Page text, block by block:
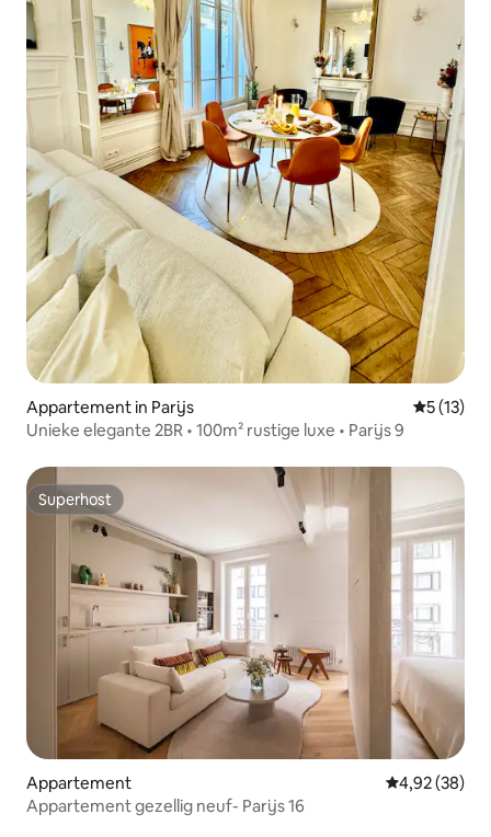
Appartement in Parijs
5 (13)
Unieke elegante 2BR • 100m² rustige luxe • Parijs 9
Superhost
Superhost
Appartement Gemiddelde
4,92 (38)
Appartement gezellig neuf- Parijs 16